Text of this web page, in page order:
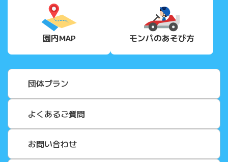
園内MAP モンパのあそび方
団体プラン
よくあるご質問
お問い合わせ